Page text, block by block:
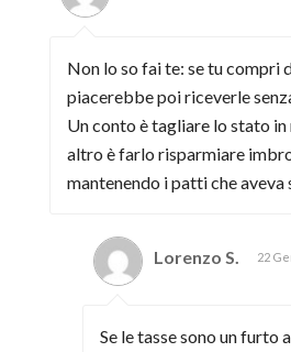
Non lo so fai te: se tu compri
piacerebbe poi riceverle
Un conto è tagliare lo stato in
altro è farlo risparmiare
mantenendo i patti che
Lorenzo S. 22
Se le tasse sono un furto